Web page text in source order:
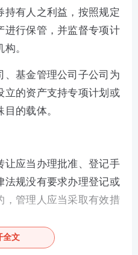
持有人之利益，按照规定
进行保管，并监督专项计
。
、基金管理公司子公司为
立的资产支持专项计划或
的载体。
应当办理批准、登记手
法规没有要求办理登记或
，管理人应当采取有效措
照有关法律规定将债权
全文